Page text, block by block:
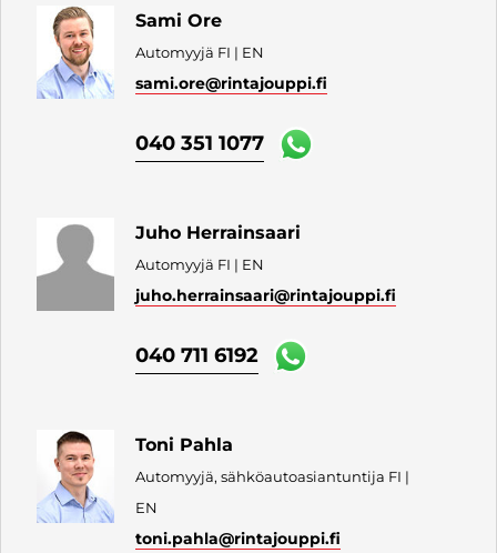
Sami Ore
Automyyjä FI | EN
sami.ore@rintajouppi.fi
040 351 1077
Juho Herrainsaari
Automyyjä FI | EN
juho.herrainsaari@rintajouppi.fi
040 711 6192
Toni Pahla
Automyyjä, sähköautoasiantuntija FI |
EN
toni.pahla@rintajouppi.fi